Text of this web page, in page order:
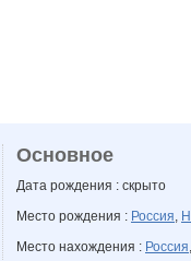
Основное
Дата рождения : скрыто
Место рождения : Россия,
Место нахождения : Россия,